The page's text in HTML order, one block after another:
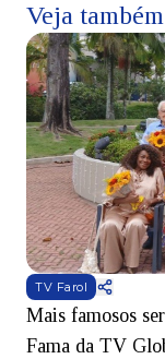
Veja também
TV Farol
Mais famosos
Fama da TV